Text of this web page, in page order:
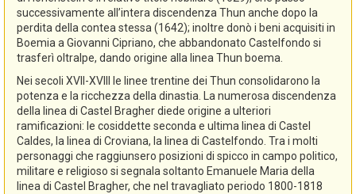
successivamente all’intera discendenza Thun anche dopo la
perdita della contea stessa (1642); inoltre donò i beni acquisiti in
Boemia a Giovanni Cipriano, che abbandonato Castelfondo si
trasferì oltralpe, dando origine alla linea Thun boema.
Nei secoli XVII-XVIII le linee trentine dei Thun consolidarono la
potenza e la ricchezza della dinastia. La numerosa discendenza
della linea di Castel Bragher diede origine a ulteriori
ramificazioni: le cosiddette seconda e ultima linea di Castel
Caldes, la linea di Croviana, la linea di Castelfondo. Tra i molti
personaggi che raggiunsero posizioni di spicco in campo politico,
militare e religioso si segnala soltanto Emanuele Maria della
linea di Castel Bragher, che nel travagliato periodo 1800-1818